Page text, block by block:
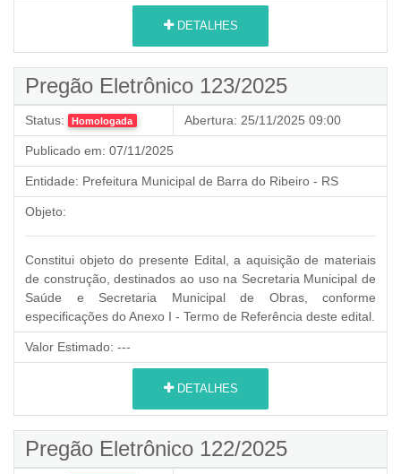
DETALHES
Pregão Eletrônico 123/2025
Status: Homologada Abertura: 25/11/2025 09:00
Publicado em: 07/11/2025
Entidade: Prefeitura Municipal de Barra do Ribeiro - RS
Objeto:
Constitui objeto do presente Edital, a aquisição de materiais
de construção, destinados ao uso na Secretaria Municipal de
Saúde e Secretaria Municipal de Obras, conforme
especificações do Anexo I - Termo de Referência deste edital.
Valor Estimado: ---
DETALHES
Pregão Eletrônico 122/2025